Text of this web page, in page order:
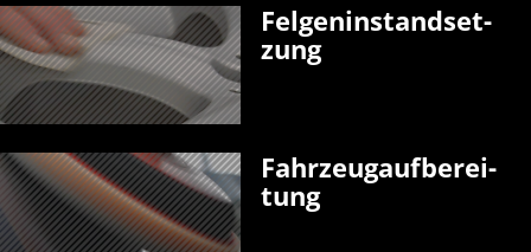
Felgen­­in­stand­set­
zung
Fahr­zeug­auf­be­rei­
tung